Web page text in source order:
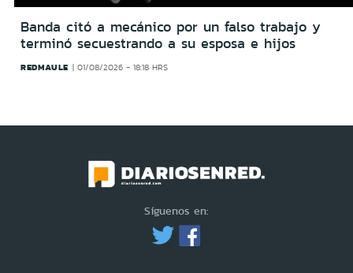
Banda citó a mecánico por un falso trabajo y
terminó secuestrando a su esposa e hijos
REDMAULE 01/08/2026 - 18:18 HRS
Síguenos en: